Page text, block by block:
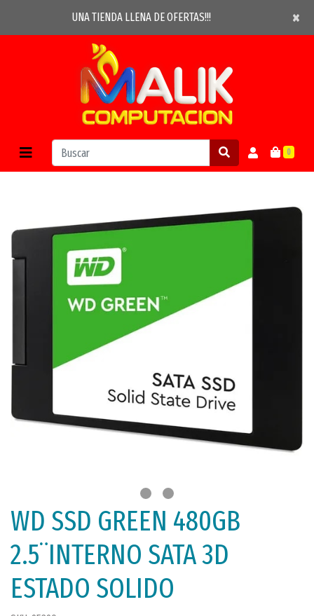
UNA TIENDA LLENA DE OFERTAS!!! ×
×
0
WD SSD GREEN 480GB
2.5¨INTERNO SATA 3D
ESTADO SOLIDO